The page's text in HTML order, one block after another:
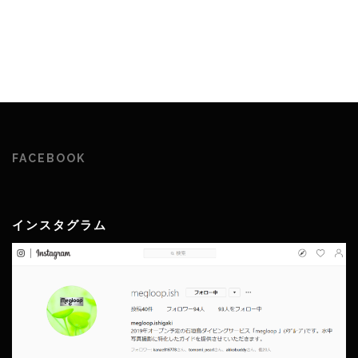
FACEBOOK
インスタグラム